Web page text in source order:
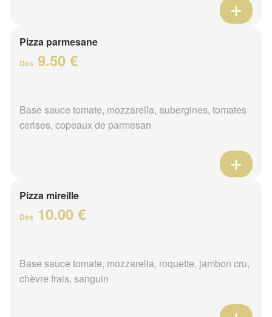
Pizza parmesane
Dès 9.50 €
Base sauce tomate, mozzarella, aubergines, tomates
cerises, copeaux de parmesan
Pizza mireille
Dès 10.00 €
Base sauce tomate, mozzarella, roquette, jambon cru,
chèvre frais, sanguin